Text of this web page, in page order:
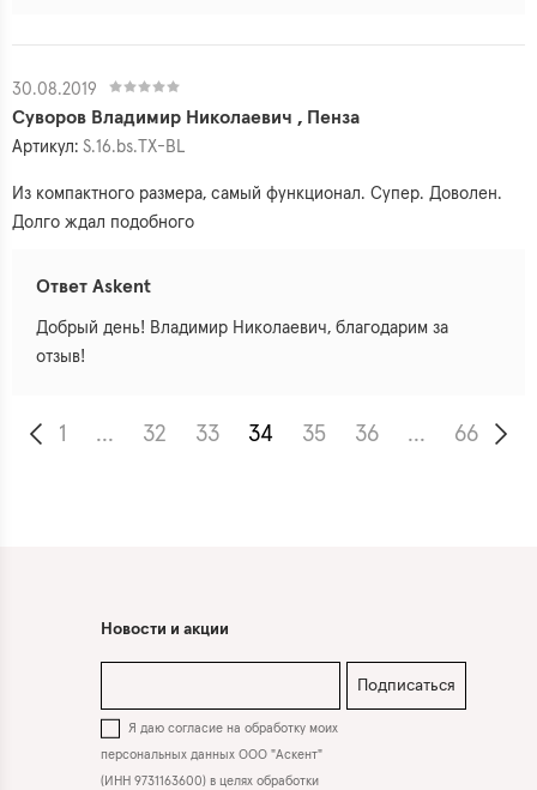
30.08.2019
Суворов Владимир Николаевич , Пенза
Артикул: S.16.bs.TX-BL
Из компактного размера, самый функционал. Супер. Доволен.
Долго ждал подобного
Ответ Askent
Добрый день! Владимир Николаевич, благодарим за
отзыв!
1 ... 32 33 34 35 36 ... 66
Новости и акции
Подписаться
Я даю согласие на обработку моих
персональных данных ООО "Аскент"
(ИНН 9731163600) в целях обработки